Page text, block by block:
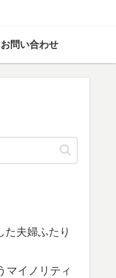
お問い合わせ
夫婦ふたり
マイノリティ